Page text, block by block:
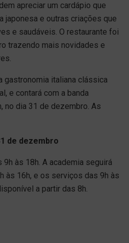
apreciar um cardápio que
japonesa e outras criações que
e saudáveis. O restaurante foi
trazendo mais novidades e
gastronomia italiana clássica
e contará com a banda
no dia 31 de dezembro. As
de dezembro
às 18h. A academia seguirá
às 16h, e os serviços das 9h às
a partir das 8h.